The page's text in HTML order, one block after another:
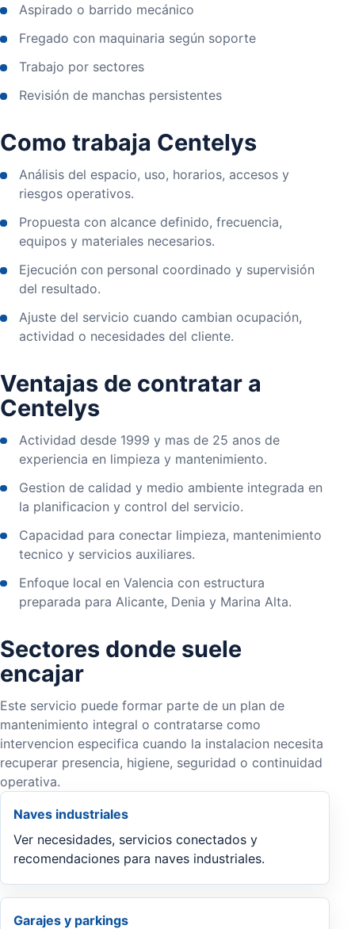
Aspirado o barrido mecánico
Fregado con maquinaria según soporte
Trabajo por sectores
Revisión de manchas persistentes
Como trabaja Centelys
Análisis del espacio, uso, horarios, accesos y
riesgos operativos.
Propuesta con alcance definido, frecuencia,
equipos y materiales necesarios.
Ejecución con personal coordinado y supervisión
del resultado.
Ajuste del servicio cuando cambian ocupación,
actividad o necesidades del cliente.
Ventajas de contratar a
Centelys
Actividad desde 1999 y mas de 25 anos de
experiencia en limpieza y mantenimiento.
Gestion de calidad y medio ambiente integrada en
la planificacion y control del servicio.
Capacidad para conectar limpieza, mantenimiento
tecnico y servicios auxiliares.
Enfoque local en Valencia con estructura
preparada para Alicante, Denia y Marina Alta.
Sectores donde suele
encajar
Este servicio puede formar parte de un plan de
mantenimiento integral o contratarse como
intervencion especifica cuando la instalacion necesita
recuperar presencia, higiene, seguridad o continuidad
operativa.
Naves industriales
Ver necesidades, servicios conectados y
recomendaciones para naves industriales.
Garajes y parkings